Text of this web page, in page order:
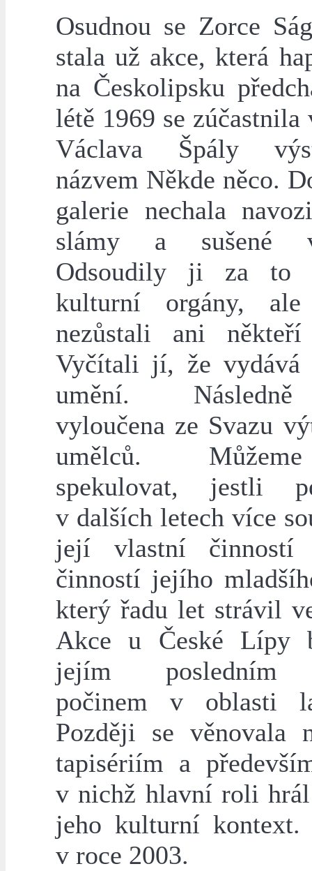
Osudnou se Zorce
stala už akce, která
na Českolipsku
létě 1969 se
Václava Špály
názvem Někde něco.
galerie nechala
slámy a sušené
Odsoudily ji za to
kulturní orgány, ale
nezůstali ani
Vyčítali jí, že vydává
umění.
vyloučena ze Svazu
umělců.
spekulovat, jestli
v dalších letech více
její vlastní činností
činností jejího
který řadu let strávil
Akce u České Lípy
jejím posledním
počinem v oblasti
Později se věnovala
tapisériím a
v nichž hlavní roli
jeho kulturní kontext.
v roce 2003.